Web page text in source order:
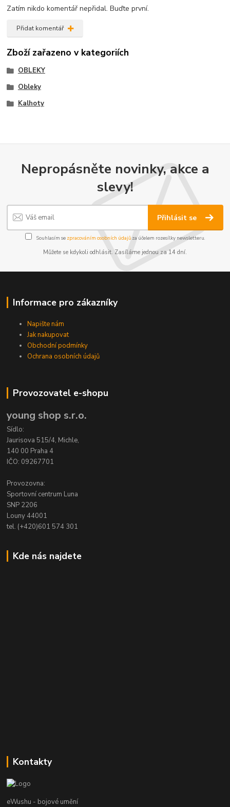
Zatím nikdo komentář nepřidal. Buďte první.
Přidat komentář
Zboží zařazeno v kategoriích
OBLEKY
Obleky
Kalhoty
Nepropásněte novinky, akce a
slevy!
Přihlásit se
Souhlasím se zpracováním osobních údajůza účelem rozesílky newsletteru.
Můžete se kdykoli odhlásit. Zasíláme jednou za 14 dní.
Informace pro zákazníky
Napište nám
Jak nakupovat
Obchodní podmínky
Ochrana osobních údajů
Provozovatel e-shopu
young shop s.r.o.
Sídlo:
Jaurisova 515/4, Michle,
140 00 Praha 4
IČO: 09267701
Provozovna:
Sportovní centrum Luna
SNP 2206
Louny 44001
tel. (+420)601 574 301
Kde nás najdete
Kontakty
eWushu - bojové umění